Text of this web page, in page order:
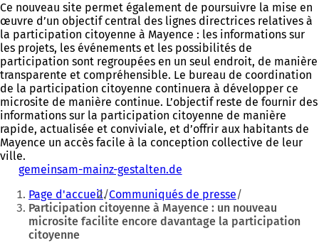
Ce nouveau site permet également de poursuivre la mise en
œuvre d’un objectif central des lignes directrices relatives à
la participation citoyenne à Mayence : les informations sur
les projets, les événements et les possibilités de
participation sont regroupées en un seul endroit, de manière
transparente et compréhensible. Le bureau de coordination
de la participation citoyenne continuera à développer ce
microsite de manière continue. L’objectif reste de fournir des
informations sur la participation citoyenne de manière
rapide, actualisée et conviviale, et d’offrir aux habitants de
Mayence un accès facile à la conception collective de leur
ville.
gemeinsam-mainz-gestalten.de
'
o
u
Vous
êtes
Page d'accueil Communiqués de presse
Participation citoyenne à Mayence : un nouveau
microsite facilite encore davantage la participation
citoyenne